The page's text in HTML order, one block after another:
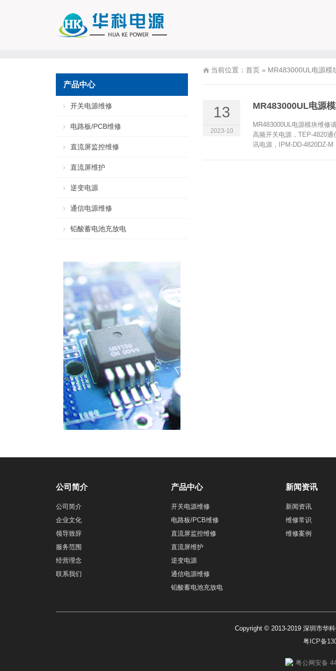
当前位置： 首页 » MR483000UL电源模
13
2023-10
MR483000UL电源
MR483000UL电源模块维修
高频开关电源，TEP-4820通
讯电源，IPM-DD-4820DZ-M
产品中心
开关电源维修
电路板/PCB维修
直流屏监控维修
直流屏维护
逆变电源
通信电源维修
铅酸蓄电池充放电
公司简介
公司简介
企业文化
领导致辞
服务范围
经营理念
联系我们
产品中心
开关电源维修
电路板/PCB维修
直流屏监控维修
直流屏维护
逆变电源
通信电源维修
铅酸蓄电池充放电
新闻资讯
新闻资讯
维修常识
维修案例
Copyright © 2013-2019 深圳市华
粤ICP备
粤公网安备